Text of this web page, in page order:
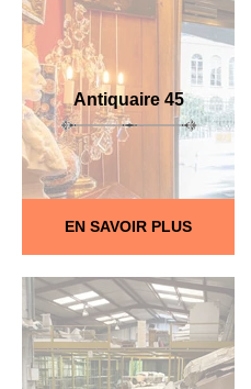
Antiquaire 45
EN SAVOIR PLUS